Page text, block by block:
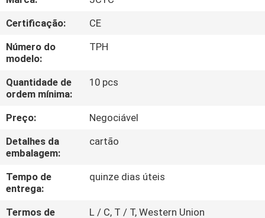
FÁBRICA
CONTROLE
DA
QUALIDADE
CONTACTE-
NOS
NOTÍCIA
Certificação:
CE
Número do
modelo:
TPH
Quantidade de
ordem mínima:
10 pcs
Preço:
Negociável
Detalhes da
embalagem:
cartão
Tempo de
entrega:
quinze dias úteis
Termos de
L / C, T / T, Western Union